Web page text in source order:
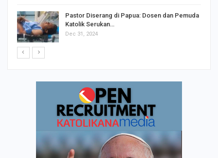
Pastor Diserang di Papua: Dosen dan Pemuda
Katolik Serukan…
Dec 31, 2024